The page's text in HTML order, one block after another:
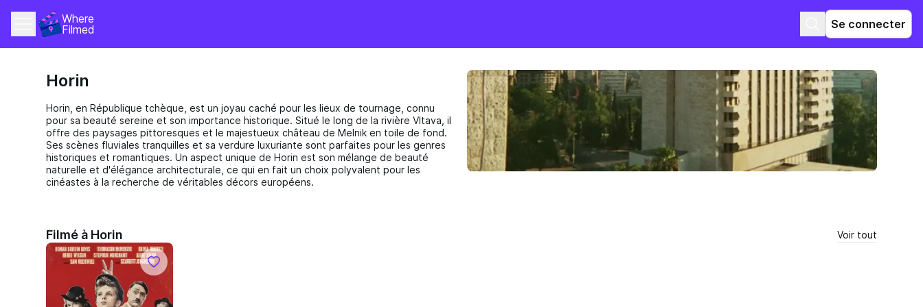
Where
Filmed
Se connecter
Horin
Horin, en République tchèque, est un joyau caché pour les lieux de tournage, connu
pour sa beauté sereine et son importance historique. Situé le long de la rivière Vltava, il
offre des paysages pittoresques et le majestueux château de Melnik en toile de fond.
Ses scènes fluviales tranquilles et sa verdure luxuriante sont parfaites pour les genres
historiques et romantiques. Un aspect unique de Horin est son mélange de beauté
naturelle et d'élégance architecturale, ce qui en fait un choix polyvalent pour les
cinéastes à la recherche de véritables décors européens.
Filmé à Horin Voir tout